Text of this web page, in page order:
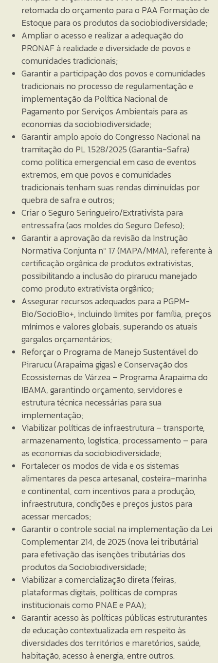
retomada do orçamento para o PAA Formação de
Estoque para os produtos da sociobiodiversidade;
Ampliar o acesso e realizar a adequação do
PRONAF à realidade e diversidade de povos e
comunidades tradicionais;
Garantir a participação dos povos e comunidades
tradicionais no processo de regulamentação e
implementação da Política Nacional de
Pagamento por Serviços Ambientais para as
economias da sociobiodiversidade;
Garantir amplo apoio do Congresso Nacional na
tramitação do PL 1.528/2025 (Garantia-Safra)
como política emergencial em caso de eventos
extremos, em que povos e comunidades
tradicionais tenham suas rendas diminuídas por
quebra de safra e outros;
Criar o Seguro Seringueiro/Extrativista para
entressafra (aos moldes do Seguro Defeso);
Garantir a aprovação da revisão da Instrução
Normativa Conjunta nº 17 (MAPA/MMA), referente à
certificação orgânica de produtos extrativistas,
possibilitando a inclusão do pirarucu manejado
como produto extrativista orgânico;
Assegurar recursos adequados para a PGPM-
Bio/SocioBio+, incluindo limites por família, preços
mínimos e valores globais, superando os atuais
gargalos orçamentários;
Reforçar o Programa de Manejo Sustentável do
Pirarucu (Arapaima gigas) e Conservação dos
Ecossistemas de Várzea – Programa Arapaima do
IBAMA, garantindo orçamento, servidores e
estrutura técnica necessárias para sua
implementação;
Viabilizar políticas de infraestrutura – transporte,
armazenamento, logística, processamento – para
as economias da sociobiodiversidade;
Fortalecer os modos de vida e os sistemas
alimentares da pesca artesanal, costeira-marinha
e continental, com incentivos para a produção,
infraestrutura, condições e preços justos para
acessar mercados;
Garantir o controle social na implementação da Lei
Complementar 214, de 2025 (nova lei tributária)
para efetivação das isenções tributárias dos
produtos da Sociobiodiversidade;
Viabilizar a comercialização direta (feiras,
plataformas digitais, políticas de compras
institucionais como PNAE e PAA);
Garantir acesso às políticas públicas estruturantes
de educação contextualizada em respeito às
diversidades dos territórios e maretórios, saúde,
habitação, acesso à energia, entre outros.